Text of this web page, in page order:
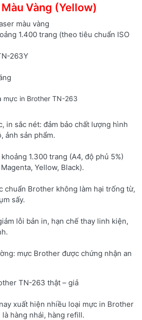
Vàng (Yellow)
màu vàng
1.400 trang (theo tiêu chuẩn ISO
263Y
mực in Brother TN-263
in sắc nét: đảm bảo chất lượng hình
ảnh sản phẩm.
1.300 trang (A4, độ phủ 5%)
Yellow, Black).
chuẩn Brother không làm hại trống từ,
sấy.
lỗi bản in, hạn chế thay linh kiện,
mực Brother được chứng nhận an
TN-263 thật – giả
xuất hiện nhiều loại mực in Brother
hàng nhái, hàng refill.